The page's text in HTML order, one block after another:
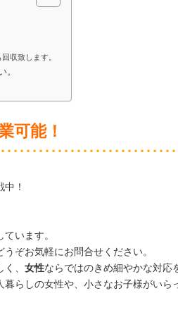
収致します。
。
可能！
！
ています。
ぞお気軽にお問合せください。
、 女性ならではのきめ細やかな対応
らしの女性や、小さなお子様がいら